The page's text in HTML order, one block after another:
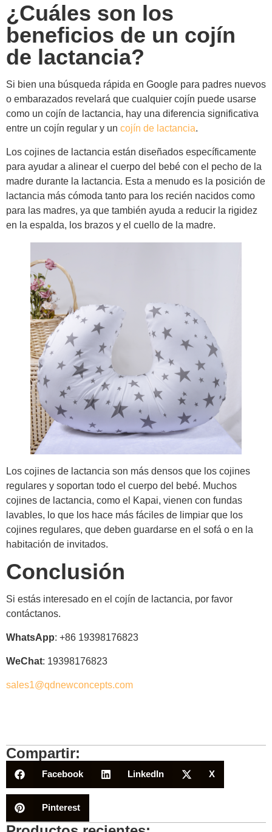
¿Cuáles son los
beneficios de un cojín
de lactancia?
Si bien una búsqueda rápida en Google para padres nuevos
o embarazados revelará que cualquier cojín puede usarse
como un cojín de lactancia, hay una diferencia significativa
entre un cojín regular y un cojín de lactancia.
Los cojines de lactancia están diseñados específicamente
para ayudar a alinear el cuerpo del bebé con el pecho de la
madre durante la lactancia. Esta a menudo es la posición de
lactancia más cómoda tanto para los recién nacidos como
para las madres, ya que también ayuda a reducir la rigidez
en la espalda, los brazos y el cuello de la madre.
Los cojines de lactancia son más densos que los cojines
regulares y soportan todo el cuerpo del bebé. Muchos
cojines de lactancia, como el Kapai, vienen con fundas
lavables, lo que los hace más fáciles de limpiar que los
cojines regulares, que deben guardarse en el sofá o en la
habitación de invitados.
Conclusión
Si estás interesado en el cojín de lactancia, por favor
contáctanos.
WhatsApp: +86 19398176823
WeChat: 19398176823
sales1@qdnewconcepts.com
Compartir:
Facebook LinkedIn X
Pinterest